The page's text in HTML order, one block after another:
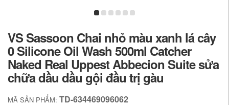
VS Sassoon Chai nhỏ màu xanh lá cây
0 Silicone Oil Wash 500ml Catcher
Naked Real Uppest Abbecion Suite sửa
chữa dầu dầu gội đầu trị gàu
MÃ SẢN PHẨM: TD-634469096062